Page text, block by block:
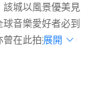
城以風景優美見
音樂愛好者必到
在此拍攝外景。
展開